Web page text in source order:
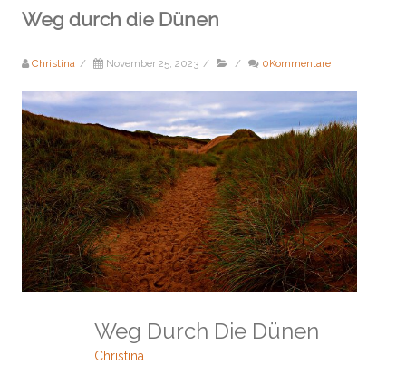
Weg durch die Dünen
Christina / November 25, 2023 / / 0Kommentare
Weg Durch Die Dünen
Christina